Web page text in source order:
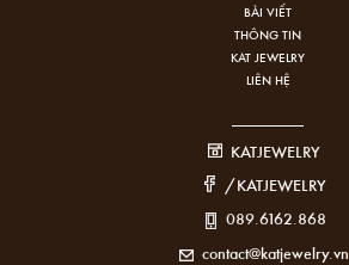
BÀI VIẾT
THÔNG TIN
KAT JEWELRY
LIÊN HỆ
KATJEWELRY
/KATJEWELRY
089.6162.868
contact@katjewelry.vn